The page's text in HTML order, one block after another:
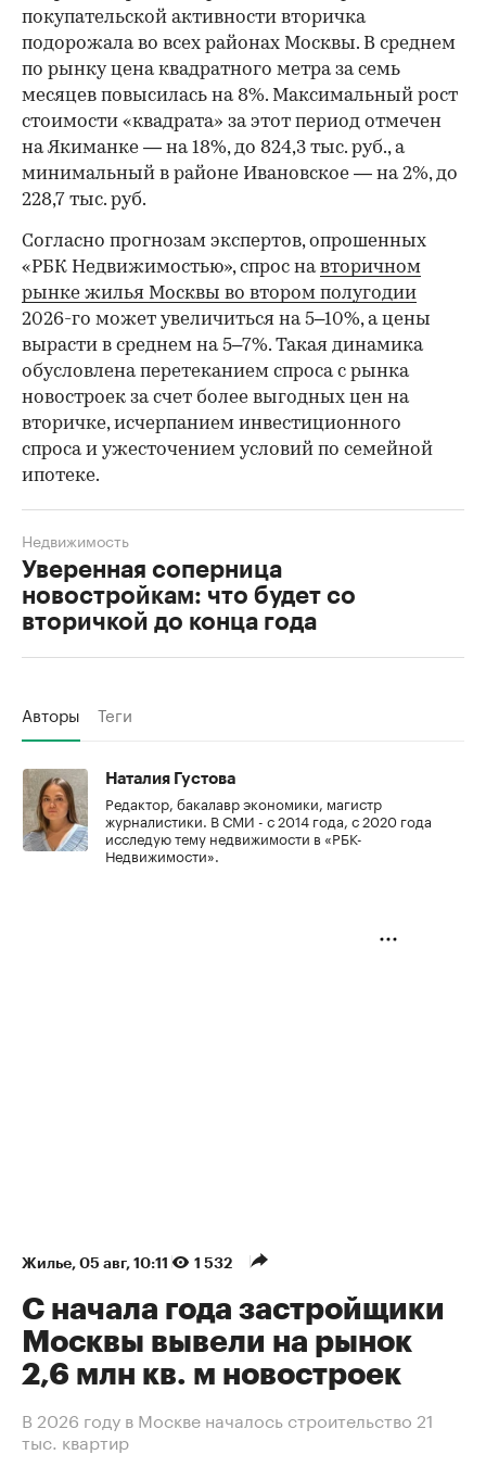
00:00
покупательской активности вторичка
подорожала во всех районах Москвы. В среднем
по рынку цена квадратного метра за семь
месяцев повысилась на 8%. Максимальный рост
стоимости «квадрата» за этот период отмечен
на Якиманке — на 18%, до 824,3 тыс. руб., а
минимальный в районе Ивановское — на 2%, до
228,7 тыс. руб.
Согласно прогнозам экспертов, опрошенных
«РБК Недвижимостью», спрос навторичном
рынке жилья Москвы во втором полугодии
2026-го может увеличиться на 5–10%, а цены
вырасти в среднем на 5–7%. Такая динамика
обусловлена перетеканием спроса с рынка
новостроек за счет более выгодных цен на
вторичке, исчерпанием инвестиционного
спроса и ужесточением условий по семейной
ипотеке.
Уверенная соперница
новостройкам: что будет со
вторичкой до конца года
Недвижимость
Авторы Теги
Наталия Густова
Редактор, бакалавр экономики, магистр
журналистики. В СМИ - с 2014 года, с 2020 года
исследую тему недвижимости в «РБК-
Недвижимости».
Жилье⁠, 05 авг, 10:11 1 532
С начала года застройщики
Москвы вывели на рынок
2,6 млн кв. м новостроек
В 2026 году в Москве началось строительство 21
тыс. квартир